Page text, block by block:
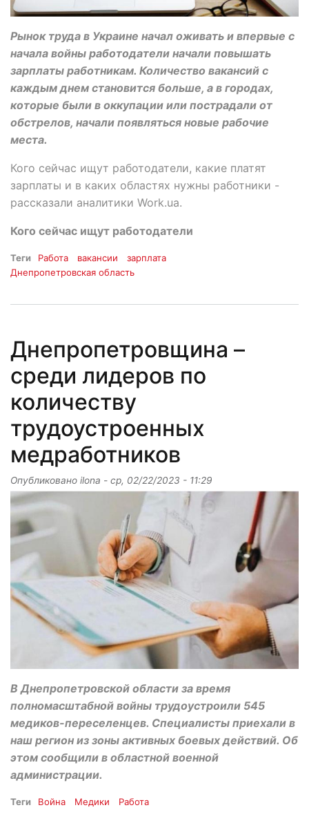
Рынок труда в Украине начал оживать и впервые с
начала войны работодатели начали повышать
зарплаты работникам. Количество вакансий с
каждым днем становится больше, а в городах,
которые были в оккупации или пострадали от
обстрелов, начали появляться новые рабочие
места.
Кого сейчас ищут работодатели, какие платят
зарплаты и в каких областях нужны работники -
рассказали аналитики Work.ua.
Кого сейчас ищут работодатели
Теги Работа вакансии
зарплата
Днепропетровская область
Днепропетровщина –
среди лидеров по
количеству
трудоустроенных
медработников
Опубликовано ilona - ср, 02/22/2023 - 11:29
В Днепропетровской области за время
полномасштабной войны трудоустроили 545
медиков-переселенцев. Специалисты приехали в
наш регион из зоны активных боевых действий. Об
этом сообщили в областной военной
администрации.
Теги Война Медики Работа